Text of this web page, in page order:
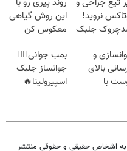
تیغ جراحی و
نروید!
جلبک
روند پیری رو با
این روش گیاهی
معکوس کن
و
بالای
با
بمب جوانی👈🏻
جوانساز جلبک
اسپیرولینا🔥
به اشخاص حقیقی و حقوقی منتشر